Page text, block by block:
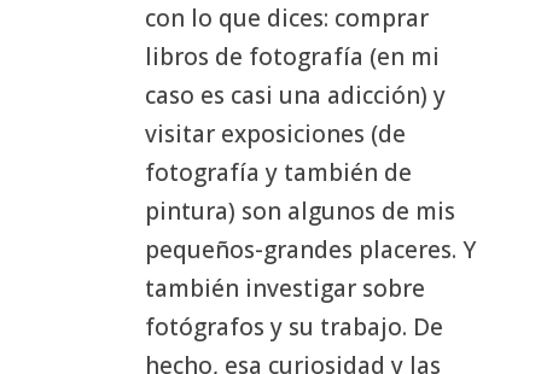
con lo que dices: comprar
libros de fotografía (en mi
caso es casi una adicción) y
visitar exposiciones (de
fotografía y también de
pintura) son algunos de mis
pequeños-grandes placeres. Y
también investigar sobre
fotógrafos y su trabajo. De
hecho, esa curiosidad y las